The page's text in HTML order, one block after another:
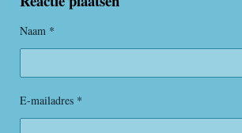
n
s
t
e
r
e
r
e
n
e
e
n
e
e
n
e
n
Naam *
E-mailadres *